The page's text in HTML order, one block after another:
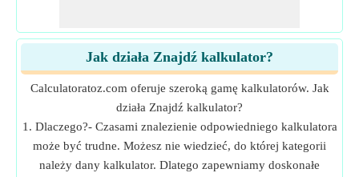
Jak działa Znajdź kalkulator?
Calculatoratoz.com oferuje szeroką gamę kalkulatorów. Jak
działa Znajdź kalkulator?
1. Dlaczego?- Czasami znalezienie odpowiedniego kalkulatora
może być trudne. Możesz nie wiedzieć, do której kategorii
należy dany kalkulator. Dlatego zapewniamy doskonałe